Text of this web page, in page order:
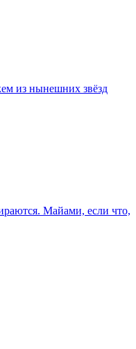
из нынешних звёзд
Майами, если что,